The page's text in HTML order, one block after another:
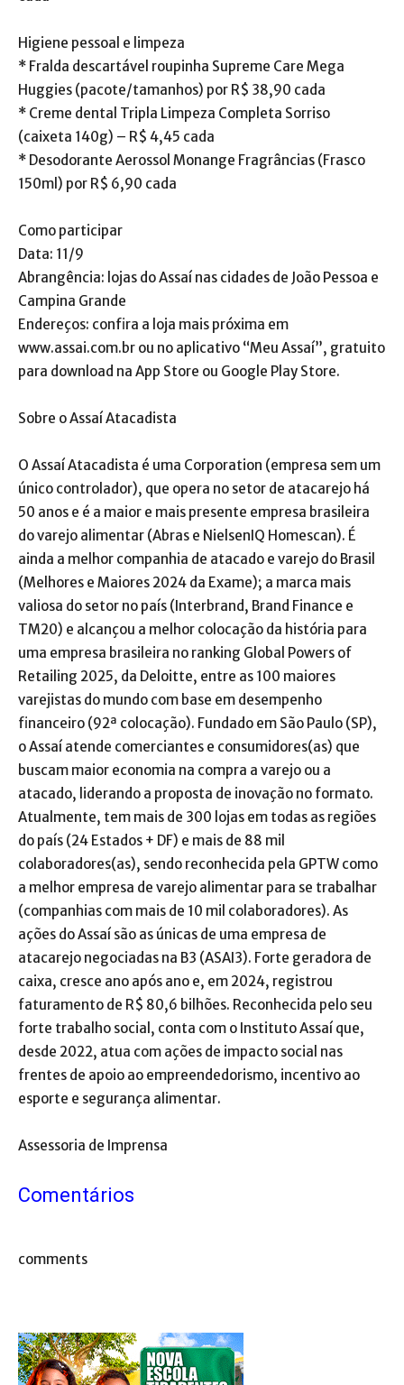
Higiene pessoal e limpeza
* Fralda descartável roupinha Supreme Care Mega
Huggies (pacote/tamanhos) por R$ 38,90 cada
* Creme dental Tripla Limpeza Completa Sorriso
(caixeta 140g) – R$ 4,45 cada
* Desodorante Aerossol Monange Fragrâncias (Frasco
150ml) por R$ 6,90 cada
Como participar
Data: 11/9
Abrangência: lojas do Assaí nas cidades de João Pessoa e
Campina Grande
Endereços: confira a loja mais próxima em
www.assai.com.br ou no aplicativo “Meu Assaí”, gratuito
para download na App Store ou Google Play Store.
Sobre o Assaí Atacadista
O Assaí Atacadista é uma Corporation (empresa sem um
único controlador), que opera no setor de atacarejo há
50 anos e é a maior e mais presente empresa brasileira
do varejo alimentar (Abras e NielsenIQ Homescan). É
ainda a melhor companhia de atacado e varejo do Brasil
(Melhores e Maiores 2024 da Exame); a marca mais
valiosa do setor no país (Interbrand, Brand Finance e
TM20) e alcançou a melhor colocação da história para
uma empresa brasileira no ranking Global Powers of
Retailing 2025, da Deloitte, entre as 100 maiores
varejistas do mundo com base em desempenho
financeiro (92ª colocação). Fundado em São Paulo (SP),
o Assaí atende comerciantes e consumidores(as) que
buscam maior economia na compra a varejo ou a
atacado, liderando a proposta de inovação no formato.
Atualmente, tem mais de 300 lojas em todas as regiões
do país (24 Estados + DF) e mais de 88 mil
colaboradores(as), sendo reconhecida pela GPTW como
a melhor empresa de varejo alimentar para se trabalhar
(companhias com mais de 10 mil colaboradores). As
ações do Assaí são as únicas de uma empresa de
atacarejo negociadas na B3 (ASAI3). Forte geradora de
caixa, cresce ano após ano e, em 2024, registrou
faturamento de R$ 80,6 bilhões. Reconhecida pelo seu
forte trabalho social, conta com o Instituto Assaí que,
desde 2022, atua com ações de impacto social nas
frentes de apoio ao empreendedorismo, incentivo ao
esporte e segurança alimentar.
Assessoria de Imprensa
Comentários
comments